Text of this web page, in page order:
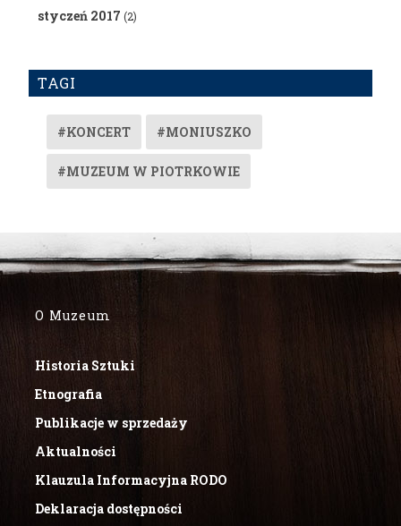
styczeń 2017 (2)
TAGI
#KONCERT #MONIUSZKO
#MUZEUM W PIOTRKOWIE
O Muzeum
Historia Sztuki
Etnografia
Publikacje w sprzedaży
Aktualności
Klauzula Informacyjna RODO
Deklaracja dostępności